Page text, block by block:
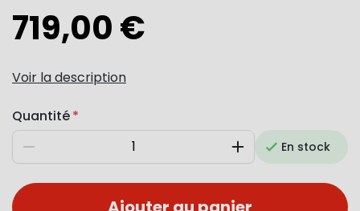
719,00 €
Voir la description
Quantité
Diminuer AugmenterEn stock